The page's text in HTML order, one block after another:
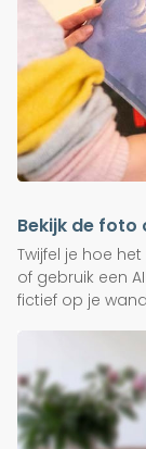
Bekijk de foto
Twijfel je hoe
of gebruik een
fictief op je